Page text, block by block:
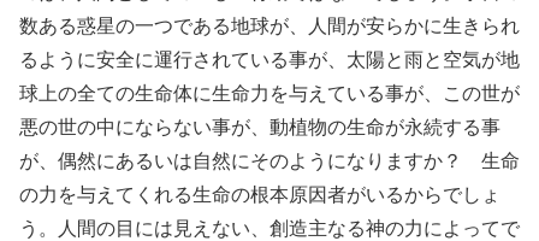
数ある惑星の一つである地球が、人間が安らかに生きられ
るように安全に運行されている事が、太陽と雨と空気が地
球上の全ての生命体に生命力を与えている事が、この世が
悪の世の中にならない事が、動植物の生命が永続する事
が、偶然にあるいは自然にそのようになりますか？ 生命
の力を与えてくれる生命の根本原因者がいるからでしょ
う。人間の目には見えない、創造主なる神の力によってで